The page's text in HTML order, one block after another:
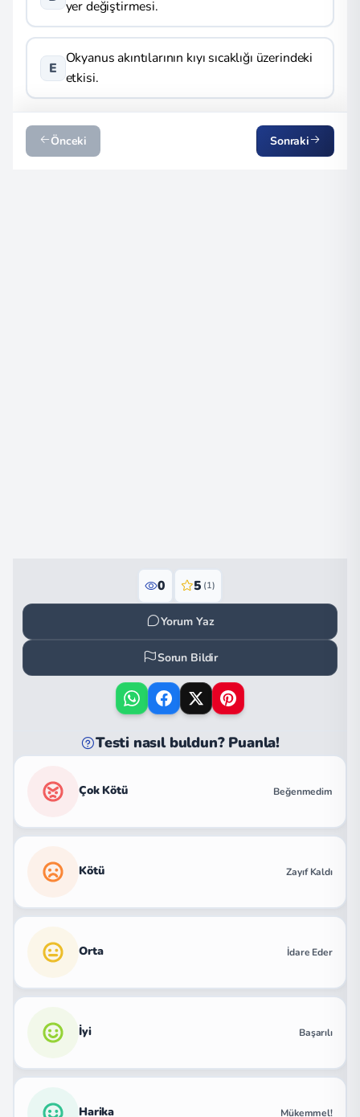
yer değiştirmesi.
E
Okyanus akıntılarının kıyı sıcaklığı üzerindeki
etkisi.
Önceki Sonraki
0 5 (1)
Yorum Yaz
Sorun Bildir
Testi nasıl buldun? Puanla!
Çok Kötü Beğenmedim
Kötü Zayıf Kaldı
Orta İdare Eder
İyi Başarılı
Harika Mükemmel!